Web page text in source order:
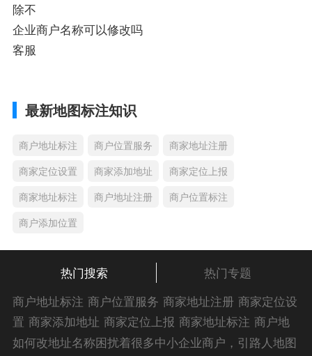
除不
企业商户名称可以修改吗
客服
最新地图标注知识
商户地址标注 商户位置服务
商家地址注册
商家定位设置
商家添加地址
商家定位上报
商家地址标注
商户地址注册
商户位置标注
商户添加位置
热门搜索
热门专题
商户地址标注 商户位置服务 商家地址注册 商家定位设
置 商家添加地址 商家定位上报 商家地址标注 商户地
址注册 商户位置标注 商户添加位置 商家位置服务 商
如何改地址名称困扰着很多中小企业商户，引路人地图